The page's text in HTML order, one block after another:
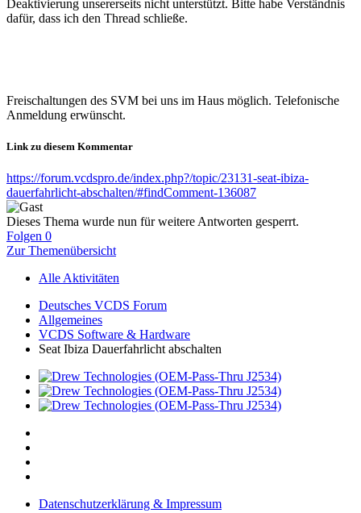
Deaktivierung unsererseits nicht unterstützt. Bitte habe Verständnis
dafür, dass ich den Thread schließe.
Freischaltungen des SVM bei uns im Haus möglich. Telefonische
Anmeldung erwünscht.
Link zu diesem Kommentar
https://forum.vcdspro.de/index.php?/topic/23131-seat-ibiza-
dauerfahrlicht-abschalten/#findComment-136087
Dieses Thema wurde nun für weitere Antworten gesperrt.
Folgen 0
Zur Themenübersicht
Alle Aktivitäten
Deutsches VCDS Forum
Allgemeines
VCDS Software & Hardware
Seat Ibiza Dauerfahrlicht abschalten
Datenschutzerklärung & Impressum